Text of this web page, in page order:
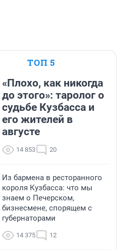
ТОП 5
«Плохо, как никогда
до этого»: таролог о
судьбе Кузбасса и
его жителей в
августе
14 853 20
Из бармена в ресторанного
короля Кузбасса: что мы
знаем о Печерском,
бизнесмене, спорящем с
губернаторами
14 375 12